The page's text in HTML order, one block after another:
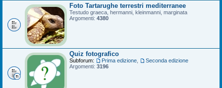
Foto Tartarughe terrestri mediterranee
Testudo graeca, hermanni, kleinmanni, marginata
Argomenti: 4380
Quiz fotografico
Subforum: Prima edizione
Seconda edizione
Argomenti: 3196